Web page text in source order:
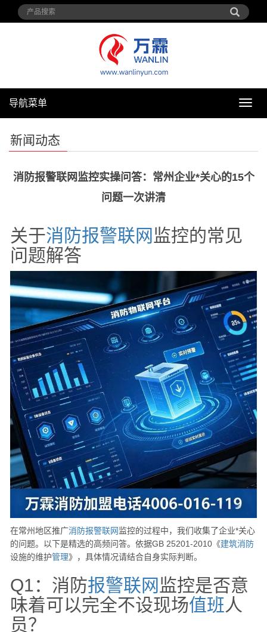
导
导航菜单
新闻动态
消防报警联网监控实操问答：常州企业*关心的15个
问题一次讲清
关于消防报警联网 监控的常见
问题解答
在常州地区推广消防报警联网监控的过程中，我们收集了企业*关心
的问题。以下是精选的高频问答。依据GB 25201-2010《建筑消防
设施的维护管理》，具体情况请结合自身实际判断。
Q1：消防报警联网 监控是否意
味着可以完全不设现场值班人
员？